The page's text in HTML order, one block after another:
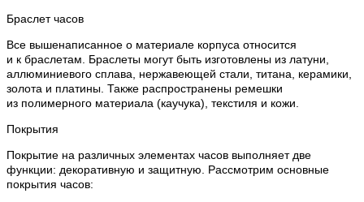
Браслет часов
Все вышенаписанное о материале корпуса относится
и к браслетам. Браслеты могут быть изготовлены из латуни,
аллюминиевого сплава, нержавеющей стали, титана, керамики,
золота и платины. Также распространены ремешки
из полимерного материала (каучука), текстиля и кожи.
Покрытия
Покрытие на различных элементах часов выполняет две
функции: декоративную и защитную. Рассмотрим основные
покрытия часов: